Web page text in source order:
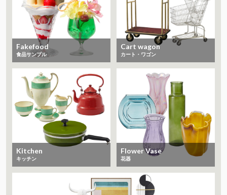
Fakefood
食品サンプル
Cart wagon
カート・ワゴン
Kitchen
キッチン
Flower Vase
花器